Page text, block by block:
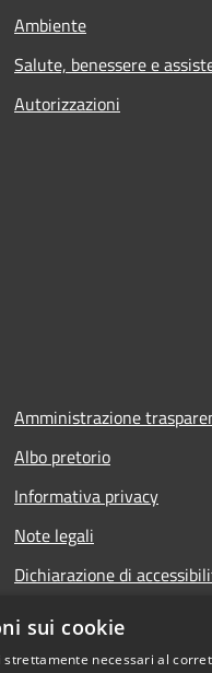
Ambiente
Salute, benessere e
Autorizzazioni
Amministrazione
Albo pretorio
Informativa privacy
Note legali
Dichiarazione di
sui cookie
necessari al